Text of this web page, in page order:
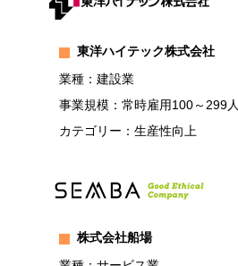
東洋ハイテック株式会社
業種：建設業
事業規模：常時雇用100～299人
カテゴリー：生産性向上
株式会社船場